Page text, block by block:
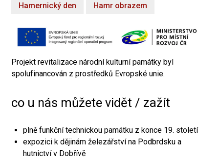
Hamernický den Hamr obrazem
Projekt revitalizace národní kulturní památky byl
spolufinancován z prostředků Evropské unie.
co u nás můžete vidět / zažít
plně funkční technickou památku z konce 19. století
expozici k dějinám železářství na Podbrdsku a
hutnictví v Dobřívě